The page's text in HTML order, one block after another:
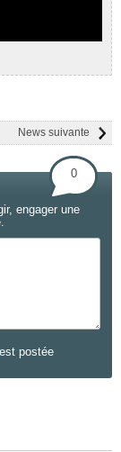
News suivante
0
engager une
postée